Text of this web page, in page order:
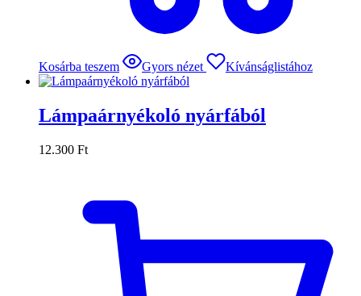
Kosárba teszem Gyors nézet Kívánságlistához
Lámpaárnyékoló nyárfából
12.300 Ft